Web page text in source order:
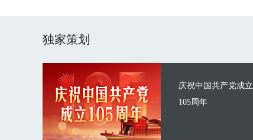
独家策划
庆祝中国共产党成立
105周年